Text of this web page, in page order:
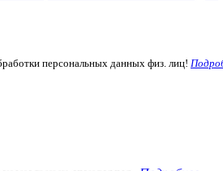
персональных данных физ. лиц!